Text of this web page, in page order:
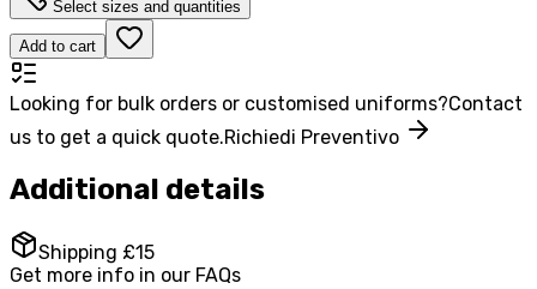
Select sizes and quantities
Add to cart
Looking for bulk orders or customised uniforms?Contact
us to get a quick quote.Richiedi Preventivo
Additional details
Shipping £15
Get more info in our FAQs